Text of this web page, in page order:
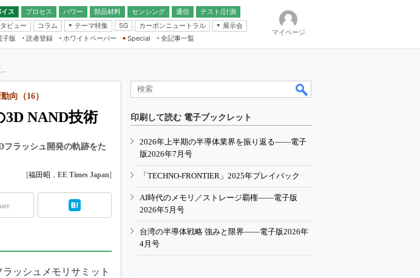
ス
プロセス パワー 部品材料 センシング
通信
無線
テスト/計測
ビュー コラム
テーマ特集
Research）
門（EDN
5G カーボンニュートラル
展示会
IoT・エッジコンピューティング
EXPO
TECHNO-FRONTIER
人とくるま展
子版
読者登録 ホワイトペーパー
Special
全記事一覧
マイページ
NAND技術
向（16）
ラッシュ開発の軌跡をた
[福田昭 ， EE Times Japan]
ッシュメモリサミット
印刷して読む 電子ブックレット
2026年上半期の半導体業界を振り返る――電子
版2026年7月号
「TECHNO-FRONTIER」2025年プレイバック
AI時代のメモリ／ストレージ覇権――電子版
2026年5月号
台湾の半導体戦略 強みと限界――電子版2026年
4月号